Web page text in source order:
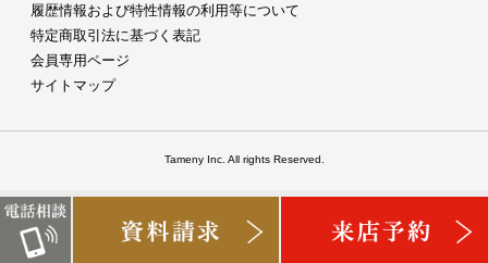
履歴情報および特性情報の利用等について
特定商取引法に基づく表記
会員専用ページ
サイトマップ
Tameny Inc. All rights Reserved.